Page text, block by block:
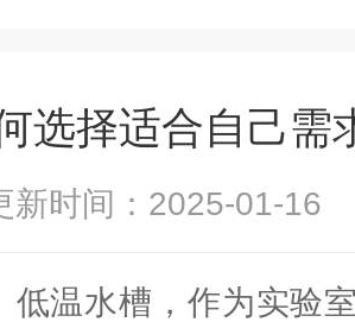
选择适合自己需
新时间：2025-01-
水槽，作为实验室